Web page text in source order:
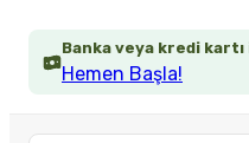
Banka veya kredi
Hemen Başla!